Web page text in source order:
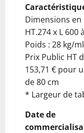
Dimensions en
HT.274 x L 600
Poids : 28 kg/ml
Prix Public HT
153,71 € pour
de 80 cm
* Largeur de
Date de